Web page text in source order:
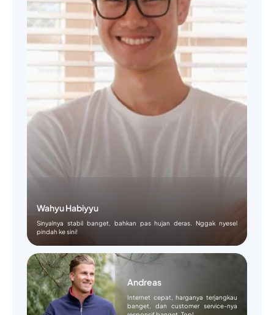
Wahyu Habiyyu
Sinyalnya stabil banget, bahkan pas hujan deras. Nggak nyesel
pindah ke sini!
Andreas
Internet cepat, harganya terjangkau
banget, dan customer service-nya